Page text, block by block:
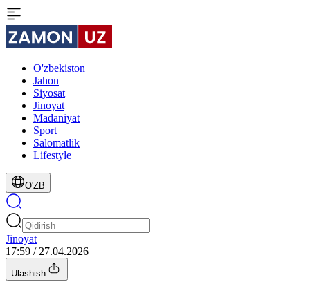
O'zbekiston
Jahon
Siyosat
Jinoyat
Madaniyat
Sport
Salomatlik
Lifestyle
O'ZB
Jinoyat
17:59 / 27.04.2026
Ulashish